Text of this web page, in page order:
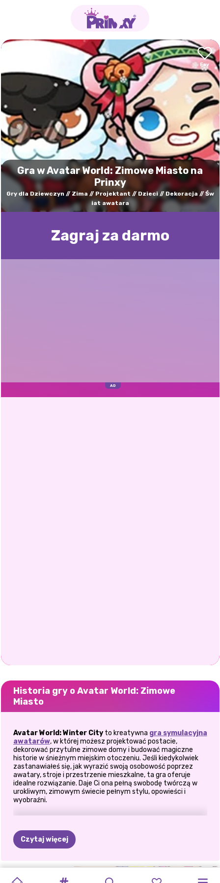
Gra w Avatar World: Zimowe Miasto na
Prinxy
Gry dla Dziewczyn Zima Projektant Dzieci Dekoracja
Św
iat awatara
Zagraj za darmo
Historia gry o Avatar World: Zimowe
Miasto
Avatar World: Winter Cityto kreatywna gra symulacyjna
awatarów, w której możesz projektować postacie,
dekorować przytulne zimowe domy i budować magiczne
historie w śnieżnym miejskim otoczeniu. Jeśli kiedykolwiek
zastanawiałeś się, jak wyrazić swoją osobowość poprzez
awatary, stroje i przestrzenie mieszkalne, ta gra oferuje
idealne rozwiązanie. Daje Ci ona pełną swobodę twórczą w
urokliwym, zimowym świecie pełnym stylu, opowieści i
wyobraźni.
awatara
dopasować je do swojego nastroju lub pory roku. Osobiście
Czytaj więcej
TOCA
NAJNOWSZA
FROZEN NOWOŻEŃCY! DEKORACJA